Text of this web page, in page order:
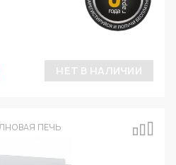
НЕТ В НАЛИЧИИ
ПЕЧЬ